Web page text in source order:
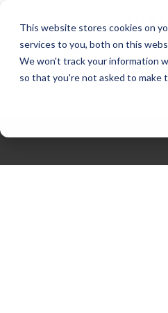
This website stores cookies on
services to you, both on this
We won't track your information
so that you're not asked to make